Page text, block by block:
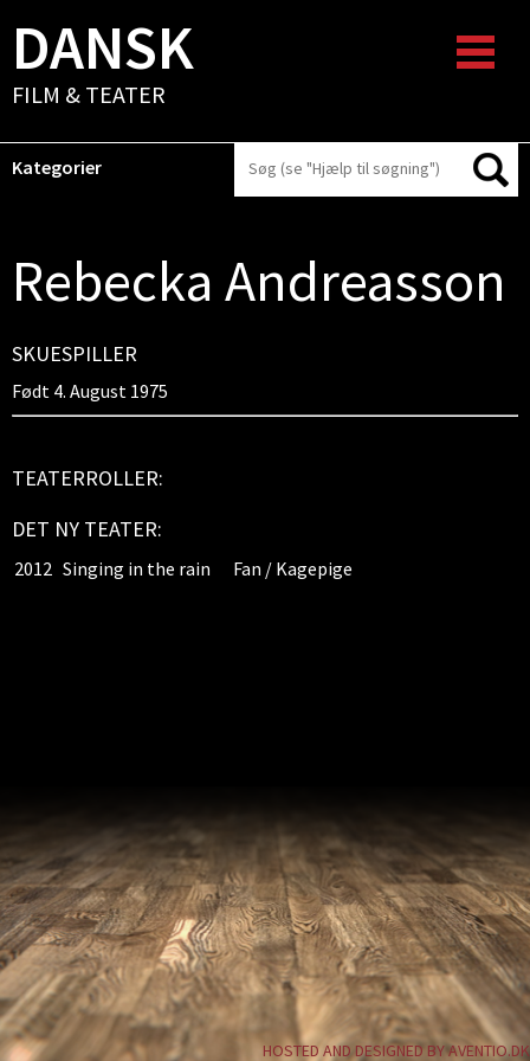
DANSK
FILM & TEATER
Kategorier
Rebecka Andreasson
SKUESPILLER
Født 4. August 1975
TEATERROLLER:
DET NY TEATER:
2012 Singing in the rain Fan / Kagepige
HOSTED AND DESIGNED BY AVENTIO.DK